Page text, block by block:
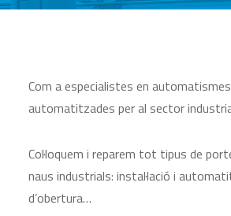
Com a especialistes en
automatitzades per al sector
Col·loquem i reparem tot tipus de
naus industrials: instal·lació i
d’obertura…